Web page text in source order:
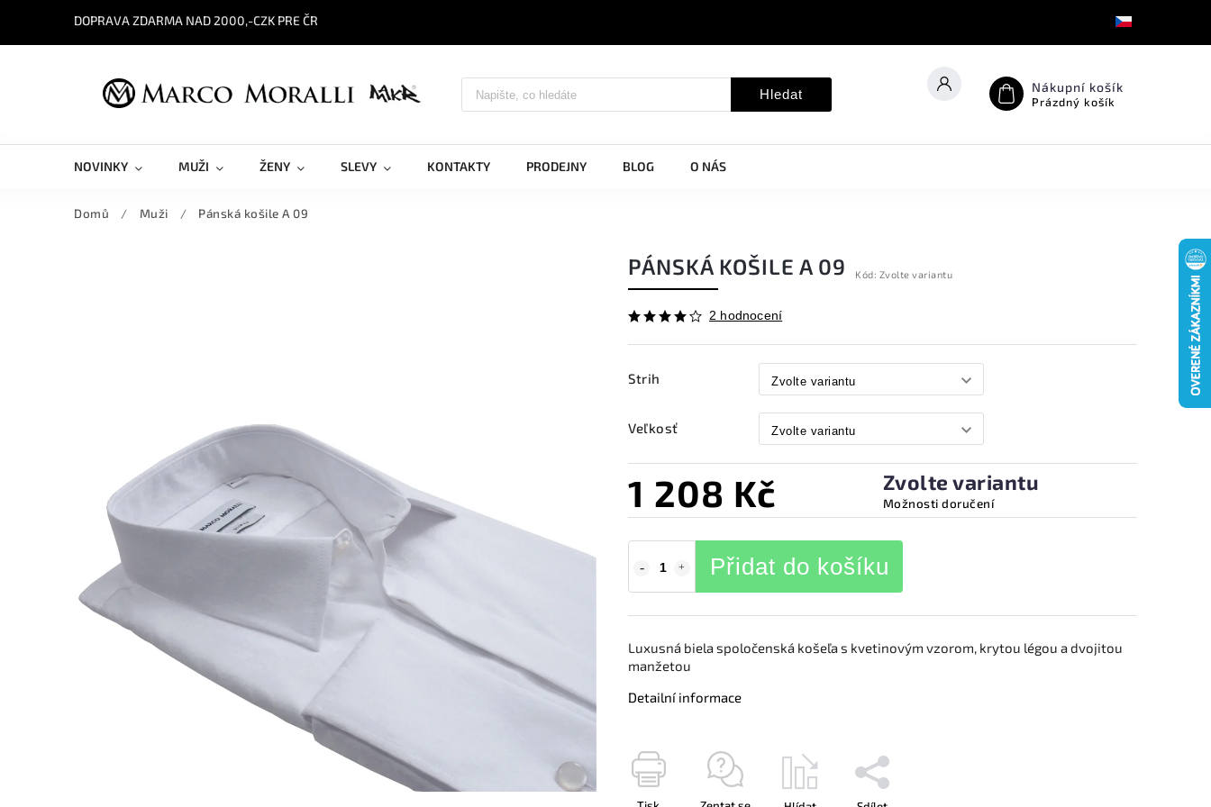
DOPRAVA ZDARMA NAD 2000,-CZK PRE ČR
Hledat Nákupní košík
Prázdný košík
NOVINKY MUŽI ŽENY SLEVY KONTAKTY PRODEJNY BLOG O NÁS
Domů / Muži / Pánská košile A 09
PÁNSKÁ KOŠILE A 09 Kód: Zvolte variantu
2 hodnocení
Strih
Veľkosť
1 208 Kč Zvolte variantu
Možnosti doručení
Přidat do košíku
Luxusná biela spoločenská košeľa s kvetinovým vzorom, krytou légou a dvojitou
manžetou
Detailní informace